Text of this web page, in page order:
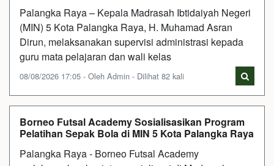
Palangka Raya – Kepala Madrasah Ibtidaiyah Negeri
(MIN) 5 Kota Palangka Raya, H. Muhamad Asran
Dirun, melaksanakan supervisi administrasi kepada
guru mata pelajaran dan wali kelas
08/08/2026 17:05 - Oleh Admin - Dilihat 82 kali
Borneo Futsal Academy Sosialisasikan Program
Pelatihan Sepak Bola di MIN 5 Kota Palangka Raya
Palangka Raya - Borneo Futsal Academy